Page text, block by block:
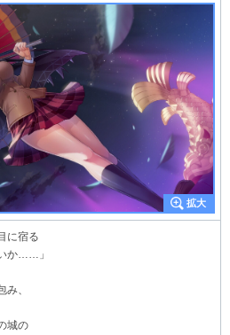
に宿る
か……」
み、
城の